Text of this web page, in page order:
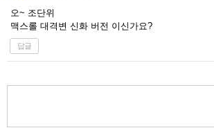
오~ 조단위
맥스롤 대격변 신화 버전 이신가요?
답글